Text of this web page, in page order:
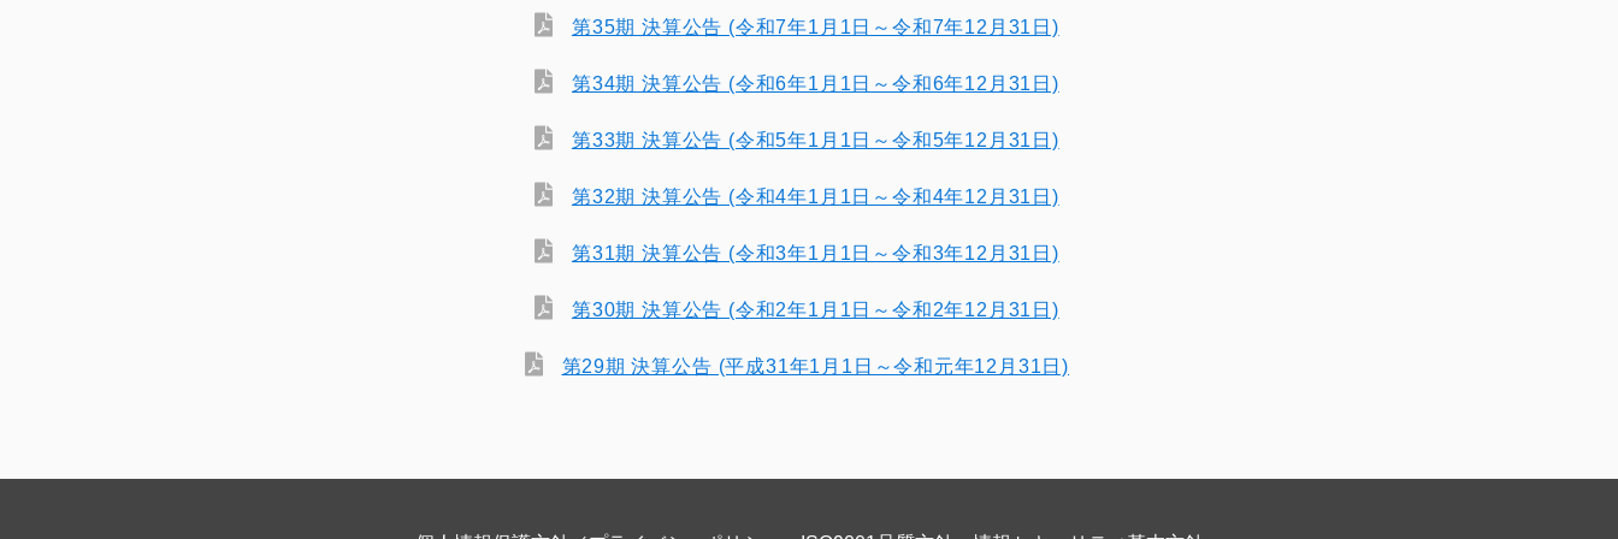
第35期 決算公告 (令和7年1月1日～令和7年12月31日)
第34期 決算公告 (令和6年1月1日～令和6年12月31日)
第33期 決算公告 (令和5年1月1日～令和5年12月31日)
第32期 決算公告 (令和4年1月1日～令和4年12月31日)
第31期 決算公告 (令和3年1月1日～令和3年12月31日)
第30期 決算公告 (令和2年1月1日～令和2年12月31日)
第29期 決算公告 (平成31年1月1日～令和元年12月31日)